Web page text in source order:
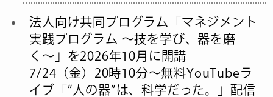
法人向け共同プログラム「マネジメント
実践プログラム 〜技を学び、器を磨
く〜」を2026年10月に開講
7/24（金）20時10分～無料YouTubeラ
イブ「”人の器”は、科学だった。」配信